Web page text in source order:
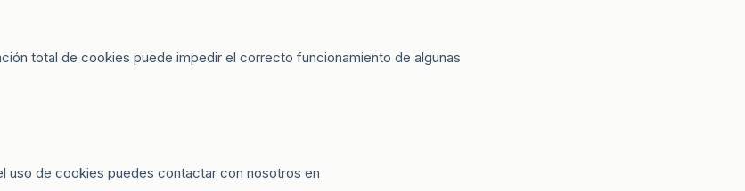
total de cookies puede impedir el correcto funcionamiento de algunas
uso de cookies puedes contactar con nosotros en